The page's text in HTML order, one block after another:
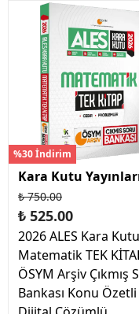
%30 İndirim
Kara Kutu
₺ 750.00
₺ 525.00
2026 ALES Kara Kutu
Matematik TEK
ÖSYM Arşiv Çıkmış
Bankası Konu Özetli